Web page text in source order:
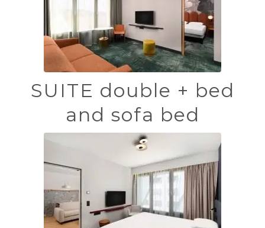
SUITE double + bed
and sofa bed